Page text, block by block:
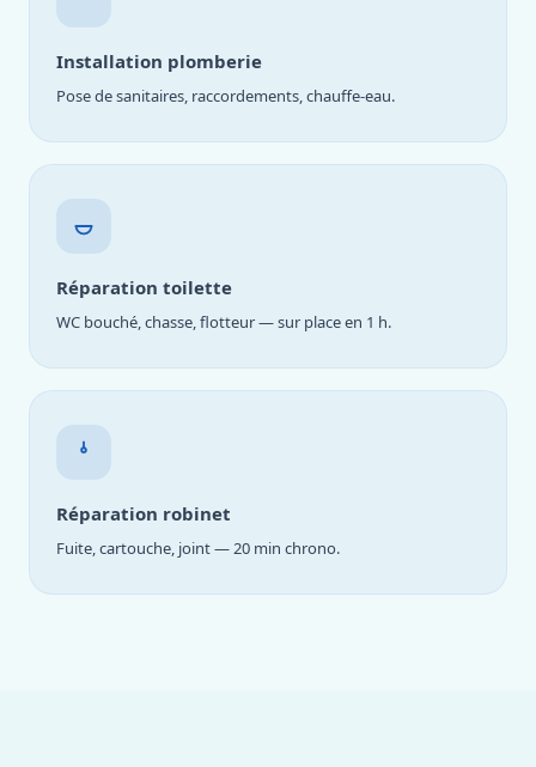
Installation plomberie
Pose de sanitaires, raccordements, chauffe-eau.
Réparation toilette
WC bouché, chasse, flotteur — sur place en 1 h.
Réparation robinet
Fuite, cartouche, joint — 20 min chrono.